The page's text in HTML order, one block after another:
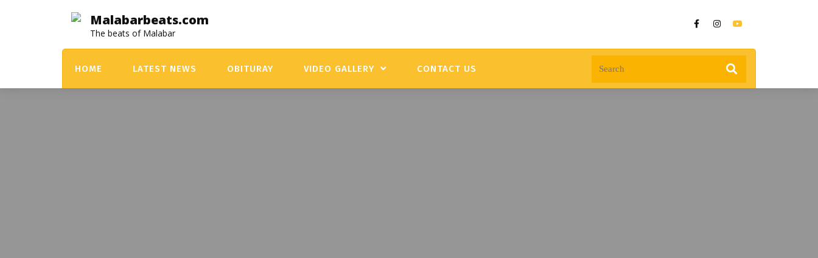
Malabarbeats.com
The beats of Malabar
HOME LATEST NEWS OBITURAY VIDEO GALLERY CONTACT US